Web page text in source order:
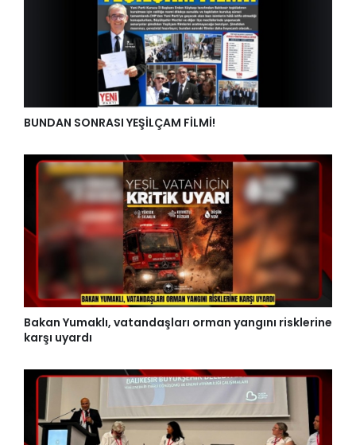
BUNDAN SONRASI YEŞİLÇAM FİLMİ!
Bakan Yumaklı, vatandaşları orman yangını risklerine
karşı uyardı